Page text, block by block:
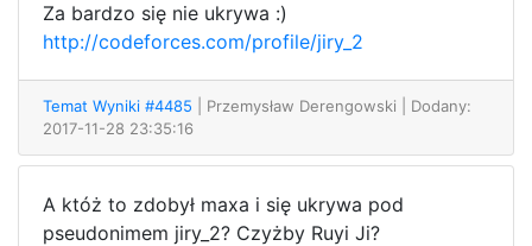
Za bardzo się nie ukrywa :)
http://codeforces.com/profile/jiry_2
Temat Wyniki #4485 | Przemysław Derengowski
| Dodany:
2017-11-28 23:35:16
A któż to zdobył maxa i się ukrywa pod
pseudonimem jiry_2? Czyżby Ruyi Ji?